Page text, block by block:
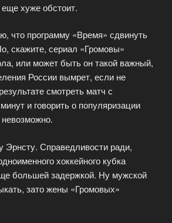
хуже обстоит.
что программу «Время» сдвинуть
скажите, сериал «Громовы»
или может быть он такой важный,
России вымрет, если не
смотреть матч с
и говорить о популяризации
Эрнсту. Справедливости ради,
хоккейного кубка
большей задержкой. Ну мужской
зато жены «Громовых»